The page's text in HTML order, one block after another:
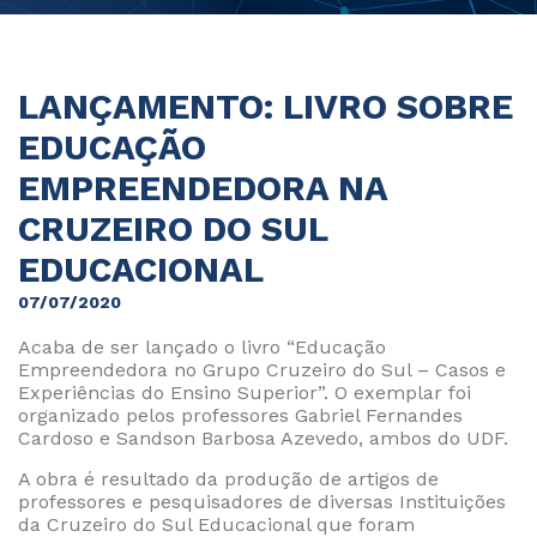
LANÇAMENTO: LIVRO SOBRE
EDUCAÇÃO
EMPREENDEDORA NA
CRUZEIRO DO SUL
EDUCACIONAL
07/07/2020
Acaba de ser lançado o livro “Educação
Empreendedora no Grupo Cruzeiro do Sul – Casos e
Experiências do Ensino Superior”. O exemplar foi
organizado pelos professores Gabriel Fernandes
Cardoso e Sandson Barbosa Azevedo, ambos do UDF.
A obra é resultado da produção de artigos de
professores e pesquisadores de diversas Instituições
da Cruzeiro do Sul Educacional que foram